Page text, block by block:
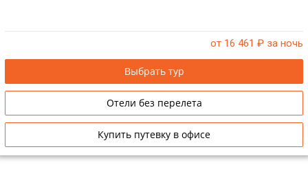
от 16 461 ₽ за ночь
Выбрать тур
Отели без перелета
Купить путевку в офисе